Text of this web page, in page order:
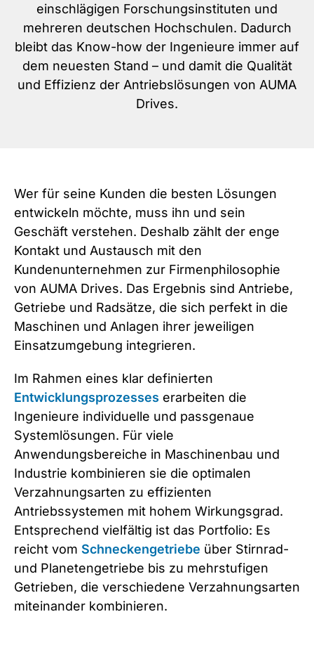
einschlägigen Forschungsinstituten und
mehreren deutschen Hochschulen. Dadurch
bleibt das Know-how der Ingenieure immer auf
dem neuesten Stand – und damit die Qualität
und Effizienz der Antriebslösungen von AUMA
Drives.
Wer für seine Kunden die besten Lösungen
entwickeln möchte, muss ihn und sein
Geschäft verstehen. Deshalb zählt der enge
Kontakt und Austausch mit den
Kundenunternehmen zur Firmenphilosophie
von AUMA Drives. Das Ergebnis sind Antriebe,
Getriebe und Radsätze, die sich perfekt in die
Maschinen und Anlagen ihrer jeweiligen
Einsatzumgebung integrieren.
Im Rahmen eines klar definierten
Entwicklungsprozesses erarbeiten die
Ingenieure individuelle und passgenaue
Systemlösungen. Für viele
Anwendungsbereiche in Maschinenbau und
Industrie kombinieren sie die optimalen
Verzahnungsarten zu effizienten
Antriebssystemen mit hohem Wirkungsgrad.
Entsprechend vielfältig ist das Portfolio: Es
reicht vom Schneckengetriebe über Stirnrad-
und Planetengetriebe bis zu mehrstufigen
Getrieben, die verschiedene Verzahnungsarten
miteinander kombinieren.